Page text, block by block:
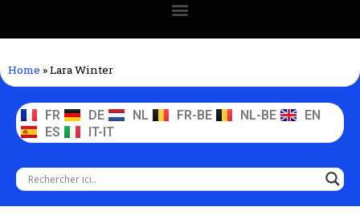
Home »Lara Winter
FR DE NL FR-BE NL-BE
EN
ES
IT-IT